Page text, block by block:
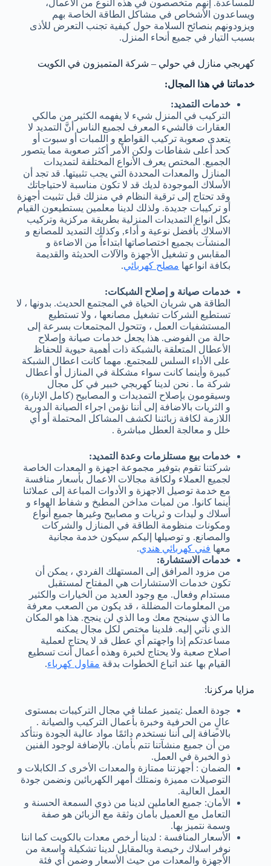
للمساعدة. إنهم متخصصون في هذه النوع من الأعمال،
ويساعدون الأشخاص في مشاكل الطاقة الخاصة بهم
ويزودونهم بنصائح السلامة حول كيفية تجنب التعرض للأذى
بسبب التيار في جميع أنحاء المنزل.
كهربجي منازل في حولي – شركة المتميزون في الكويت
خدماتنا في هذا المجال:
خدمات التمديد:
التركيب في المنزل شيء لا يفهمه الكثير من مالكي
العقارات فالشيء المعرف لجميع الناس أنَّ التمديد لا
يتعدى صعوبة تركيب القواطع و اللمبات أو سبوت أو
كحد أعلى شفاطات ولكن الأمر أكثر صعوبة مما يتصور
الجميع. المختص يعرف الأنواع المختلفة لتمديدات
المنازل والمعدات المحددة التي يجب تثبيتها. قد تجد أن
الأسلاك الموجودة لديك قد لا تكون مناسبة لاحتياجاتك
وقد تحتاج إلى ترقية النظام في منزلك قبل تثبيت أجهزة
أو تركيبات جديدة. ولذلك لدينا معلمين يستطيعون القيام
بكل انواع التمديدات المنزلية بطريقة مركزية وتركيب
الاسلاك بأفضل نوعية و أداء, وكذلك التمديد للمصانع و
المنشآت بجميع اختصاصاتها ابتداءاً من الاضاءة و
المقابس و تشغيل الأجهزة والآلات الحديثة والقديمة
بكافة انواعها مصلح كهربائي.
خدمات صيانة و إصلاح الشبكات:
الطاقة هي شريان الحياة في المجتمع الحديث. بدونها ، لا
تستطيع الشركات تشغيل مصانعها ، ولا تستطيع
المستشفيات العمل ، وتتحول المجتمعات بسرعة إلى
حالة من الفوضى. هذا يجعل خدمات صيانة وإصلاح
الأعطال المتعلقة بالشبكة ذات أهمية حيوية للحفاظ
على الأداء السلس للمجتمع. مهما كانت اعطال الشبكة
كبيرة وأينما كانت سواء مشكلة في المنازل أو أعطال
شركة ما . نحن لدينا كهربجي خبير في كل مجال
وسيقومون بإصلاح التمديدات و المصابيح (كامل الإنارة)
و الثريات بالاضافة إلى أننا نؤمن اجراء الصيانة الدورية
اللازمة لكافة زبائننا لكشف المشاكل المحتملة أو أي
خلل و معالجة العطل مباشرة .
خدمات بيع مستلزمات وعدة التمديد:
شركتنا تقوم بتوفير مجموعة اجهزة و المعدات الخاصة
لجميع العملاء ولكافة مجالات الاعمال بأسعار منافسة
مع خدمة توصيل الاجهزة و الأدوات المباعة إلى عملائنا
أينما كانوا. من لمبات مداخن المطبخ و شفاط الهواء و
أسلاك و ليدات و ثريات و مصابيح وغيرها جميع أنواع
ومكونات منظومة الطاقة في المنازل والشركات
والمصانع. و توصيلها إليكم سيكون خدمة مجانية
معها فني كهربائي هندي.
خدمات الاستشارة:
من مزود المرافق إلى المستهلك الفردي ، يمكن أن
تكون خدمات الاستشارات هي المفتاح لمستقبل
مستدام وفعال. مع وجود العديد من الخيارات والكثير
من المعلومات المضللة ، قد يكون من الصعب معرفة
ما الذي سينجح معك وما الذي لن ينجح. هذا هو المكان
الذي نأتي إليه. فلدينا مختص لكل مجال يمكنه
مساعدتكم إذا واجهتم أي عطل قد لا يحتاج لعملية
اصلاح صعبة ولا يحتاج لخبرة وهذه أعمال أنت تسطيع
القيام بها عند اتباع الخطوات بدقة مقاول كهرباء.
مزايا مركزنا:
جودة العمل :يتميز عملنا في مجال التركيبات بمستوى
عالٍ من الحرفية وخبرة بأعمال التركيب والصيانة .
بالاضافة إلى أننا نستخدم دائمًا مواد عالية الجودة ونتأكد
من أن جميع منشآتنا تتم بأمان. بالإضافة لوجود الفنين
ذو الخبرة في العمل.
الضمان : أجهزتنا ممتازة والمعدات الأخرى كـ الكابلات و
التوصيلات مميزة ونمتلك أمهر الكهربائين ونضمن جودة
العمل العالية.
الأمان: جميع العاملين لدينا من ذوي السمعة الحسنة و
التعامل مع العميل بأمان وثقة مع الزبائن هو صفة
وسمة نتميز بها.
الأسعار المنافسة : لدينا أرخص معدات بالكويت كما اننا
نوفر اسلاك رخيصة وبالمقابل لدينا تشكيلة واسعة من
الأجهزة والمعدات من حيث الأسعار وضمن أي فئة